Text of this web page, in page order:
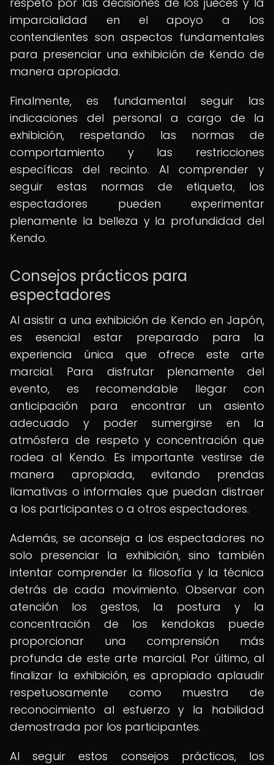
imparcialidad en el apoyo a los
contendientes son aspectos fundamentales
para presenciar una exhibición de Kendo de
manera apropiada.
Finalmente, es fundamental seguir las
indicaciones del personal a cargo de la
exhibición, respetando las normas de
comportamiento y las restricciones
específicas del recinto. Al comprender y
seguir estas normas de etiqueta, los
espectadores pueden experimentar
plenamente la belleza y la profundidad del
Kendo.
Consejos prácticos para
espectadores
Al asistir a una exhibición de Kendo en Japón,
es esencial estar preparado para la
experiencia única que ofrece este arte
marcial. Para disfrutar plenamente del
evento, es recomendable llegar con
anticipación para encontrar un asiento
adecuado y poder sumergirse en la
atmósfera de respeto y concentración que
rodea al Kendo. Es importante vestirse de
manera apropiada, evitando prendas
llamativas o informales que puedan distraer
a los participantes o a otros espectadores.
Además, se aconseja a los espectadores no
solo presenciar la exhibición, sino también
intentar comprender la filosofía y la técnica
detrás de cada movimiento. Observar con
atención los gestos, la postura y la
concentración de los kendokas puede
proporcionar una comprensión más
profunda de este arte marcial. Por último, al
finalizar la exhibición, es apropiado aplaudir
respetuosamente como muestra de
reconocimiento al esfuerzo y la habilidad
demostrada por los participantes.
Al seguir estos consejos prácticos, los